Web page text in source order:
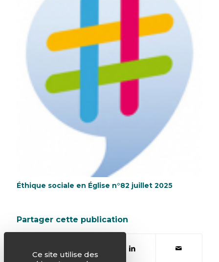
Éthique sociale en Église n°82 juillet 2025
Partager cette publication
Ce site utilise des